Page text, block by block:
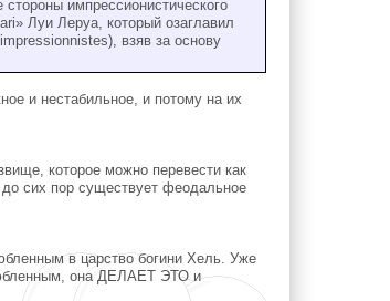
импрессионистического
Луи Леруа, который озаглавил
взяв за основу
и нестабильное, и потому на их
которое можно перевести как
сих пор существует феодальное
в царство богини Хель. Уже
она ДЕЛАЕТ ЭТО и